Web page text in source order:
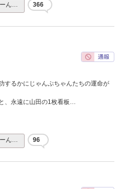
ん… 366
するかにじゃんぷちゃんたちの運命が
、永遠に山田の1枚看板…
ん… 96